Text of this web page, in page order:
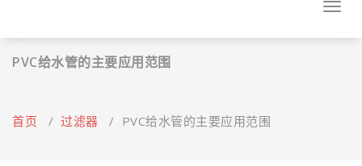
PVC给水管的主要应用范围
首页 / 过滤器 / PVC给水管的主要应用范围